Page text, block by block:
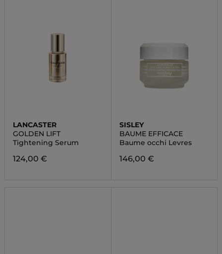
LANCASTER
GOLDEN LIFT
Tightening Serum
124,00 €
SISLEY
BAUME EFFICACE
Baume occhi Levres
146,00 €